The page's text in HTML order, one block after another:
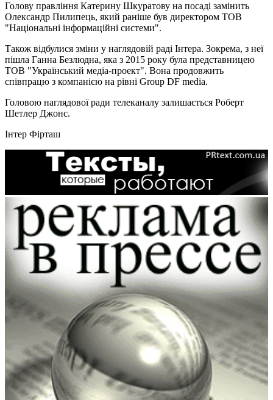
Голову правління Катерину Шкуратову на посаді замінить
Олександр Пилипець, який раніше був директором ТОВ
"Національні інформаційні системи".
Також відбулися зміни у наглядовій раді Інтера. Зокрема, з неї
пішла Ганна Безлюдна, яка з 2015 року була представницею
ТОВ "Український медіа-проект". Вона продовжить
співпрацю з компанією на рівні Group DF media.
Головою наглядової ради телеканалу залишається Роберт
Шетлер Джонс.
Інтер Фірташ